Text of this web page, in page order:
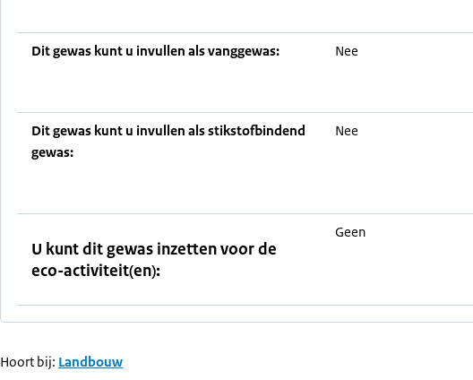
Dit gewas kunt u invullen als vanggewas: Nee
Dit gewas kunt u invullen als stikstofbindend
gewas:
Nee
U kunt dit gewas inzetten voor de
eco-activiteit(en):
Geen
Hoort bij: Landbouw